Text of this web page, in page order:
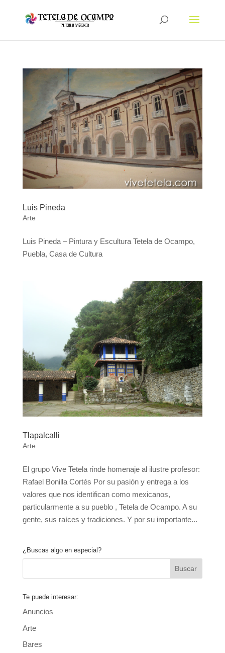
Luis Pineda
Arte
Luis Pineda – Pintura y Escultura Tetela de Ocampo,
Puebla, Casa de Cultura
Tlapalcalli
Arte
El grupo Vive Tetela rinde homenaje al ilustre profesor:
Rafael Bonilla Cortés Por su pasión y entrega a los
valores que nos identifican como mexicanos,
particularmente a su pueblo , Tetela de Ocampo. A su
gente, sus raíces y tradiciones. Y por su importante...
¿Buscas algo en especial?
Te puede interesar:
Anuncios
Arte
Bares